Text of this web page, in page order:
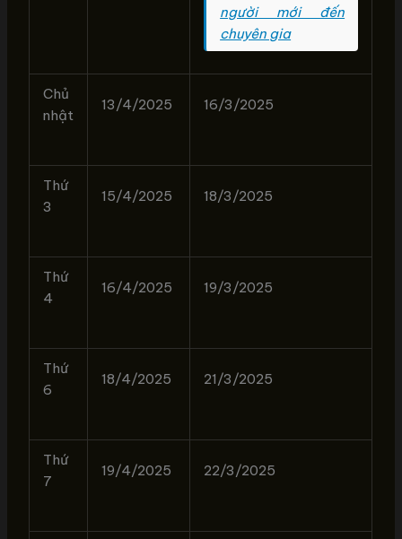
người mới đến
chuyên gia
Chủ
nhật
13/4/2025 16/3/2025
Thứ
3
15/4/2025 18/3/2025
Thứ
4
16/4/2025 19/3/2025
Thứ
6
18/4/2025 21/3/2025
Thứ
7
19/4/2025 22/3/2025